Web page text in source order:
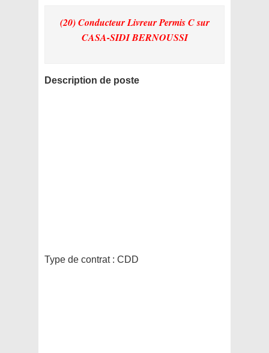
(20) Conducteur Livreur Permis Csur
CASA-SIDI BERNOUSSI
Description de poste
Type de contrat : CDD